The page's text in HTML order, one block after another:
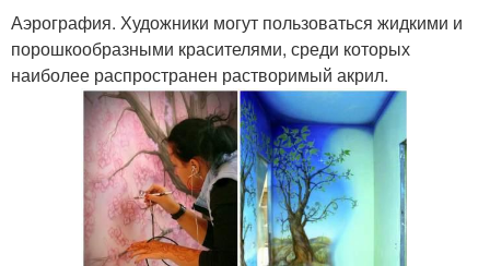
Аэрография. Художники могут пользоваться жидкими и
порошкообразными красителями, среди которых
наиболее распространен растворимый акрил.